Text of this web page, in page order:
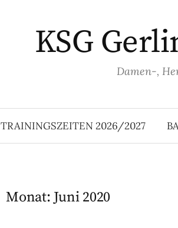
KSG
Damen-,
TRAININGSZEITEN 2026/2027
Monat:Juni 2020